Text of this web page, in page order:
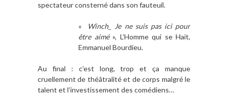
spectateur consterné dans son fauteuil.
«
Winch_ Je ne suis pas ici pour
être aimé», L’Homme qui se Hait,
Emmanuel Bourdieu.
Au final : c’est long, trop et ça manque
cruellement de théâtralité et de corps malgré le
talent et l’investissement des comédiens…